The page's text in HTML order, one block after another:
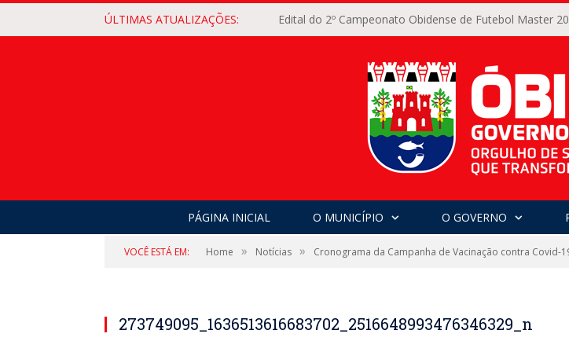
ÚLTIMAS ATUALIZAÇÕES: Edital do 2º Campeonato Obidense de Futebol Master
PÁGINA INICIAL O MUNICÍPIO O GOVERNO
VOCÊ ESTÁ EM: Home » Notícias » Cronograma da Campanha de Vacinação contra Covid-
273749095_1636513616683702_2516648993476346329_n